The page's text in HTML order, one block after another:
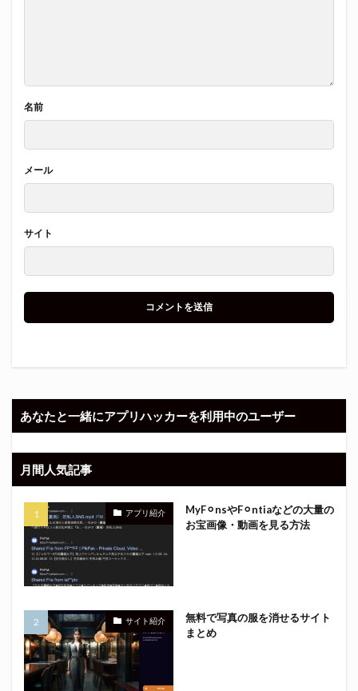
名前
メール
サイト
あなたと一緒にアプリハッカーを利用中のユーザー
月間人気記事
アプリ紹介
MyF⚪︎nsやF⚪︎ntiaなどの大量の
お宝画像・動画を見る方法
サイト紹介
無料で写真の服を消せるサイト
まとめ